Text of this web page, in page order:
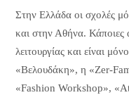
Στην Ελλάδα οι σχολές
και στην Αθήνα. Κάποιες
λειτουργίας και είναι
«Βελουδάκη», η «Zer-
«Fashion Workshop»,